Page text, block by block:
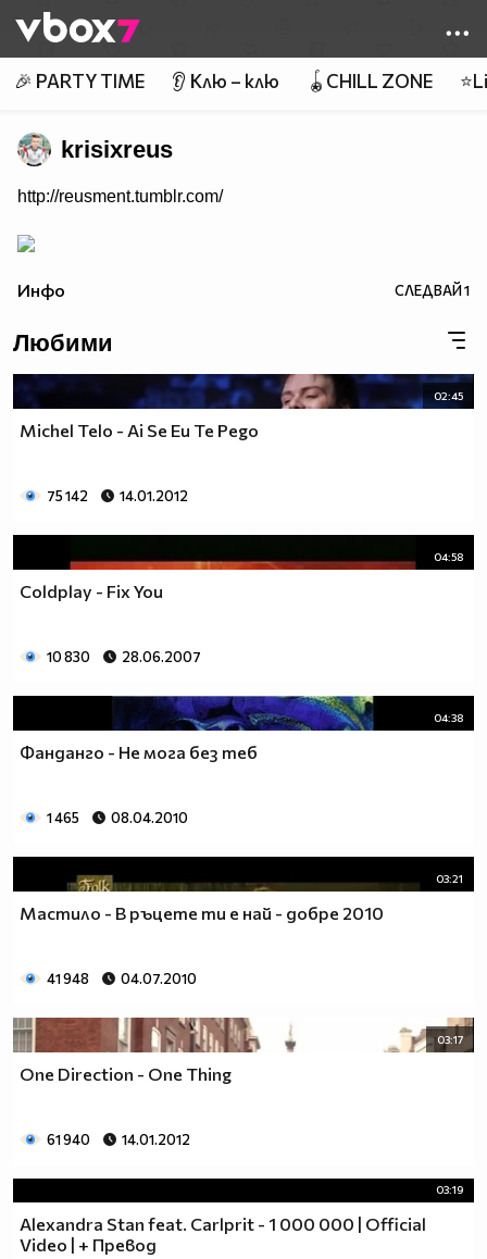
👾
🎉 PARTY TIME 👂 Клю – клю 🪀CHILL ZONE
krisixreus
http://reusment.tumblr.com/
Инфо СЛЕДВАЙ1
Любими
02:45
Michel Telo - Ai Se Eu Te Pego
75 142 14.01.2012
04:58
Coldplay - Fix You
10 830 28.06.2007
04:38
Фанданго - Не мога без теб
1 465 08.04.2010
03:21
Мастило - В ръцете ти е най - добре 2010
41 948 04.07.2010
03:17
One Direction - One Thing
61 940 14.01.2012
03:19
Alexandra Stan feat. Carlprit - 1 000 000 | Official
Video | + Превод